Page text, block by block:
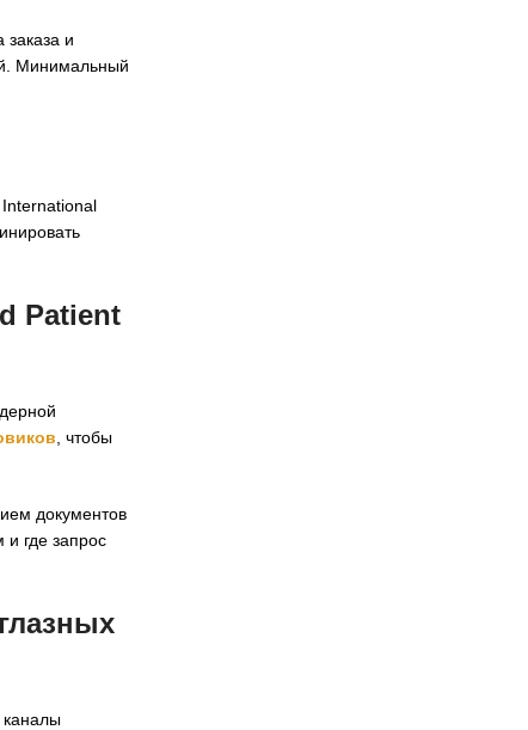
и
Минимальный
Patient
, чтобы
документов
где запрос
каналы